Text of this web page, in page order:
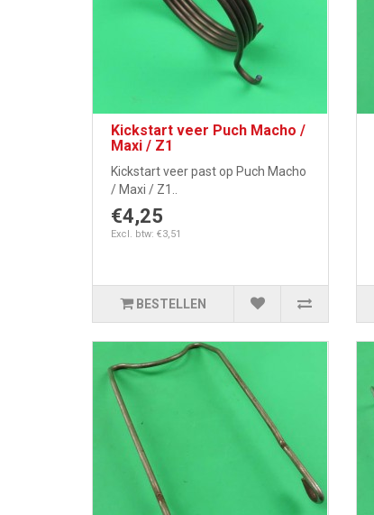
Kickstart veer Puch Macho /
Maxi / Z1
Kickstart veer past op Puch Macho
/ Maxi / Z1..
€4,25
Excl. btw: €3,51
BESTELLEN